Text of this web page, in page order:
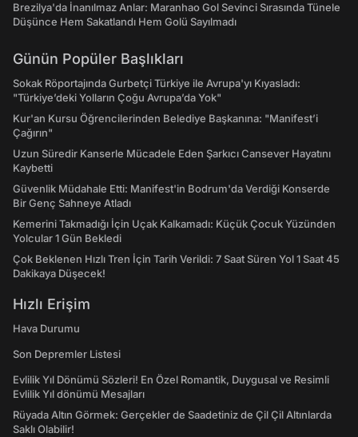
Brezilya'da İnanılmaz Anlar: Maranhao Gol Sevinci Sırasında Tünele
Düşünce Hem Sakatlandı Hem Golü Sayılmadı
Günün Popüler Başlıkları
Sokak Röportajında Gurbetçi Türkiye ile Avrupa'yı Kıyasladı:
"Türkiye’deki Yolların Çoğu Avrupa’da Yok"
Kur'an Kursu Öğrencilerinden Belediye Başkanına: "Manifest’i
Çağırın"
Uzun Süredir Kanserle Mücadele Eden Şarkıcı Cansever Hayatını
Kaybetti
Güvenlik Müdahale Etti: Manifest'in Bodrum'da Verdiği Konserde
Bir Genç Sahneye Atladı
Kemerini Takmadığı İçin Uçak Kalkamadı: Küçük Çocuk Yüzünden
Yolcular 1 Gün Bekledi
Çok Beklenen Hızlı Tren İçin Tarih Verildi: 7 Saat Süren Yol 1 Saat 45
Dakikaya Düşecek!
Hızlı Erişim
Hava Durumu
Son Depremler Listesi
Evlilik Yıl Dönümü Sözleri! En Özel Romantik, Duygusal ve Resimli
Evlilik Yıl dönümü Mesajları
Rüyada Altın Görmek: Gerçekler de Saadetiniz de Çil Çil Altınlarda
Saklı Olabilir!